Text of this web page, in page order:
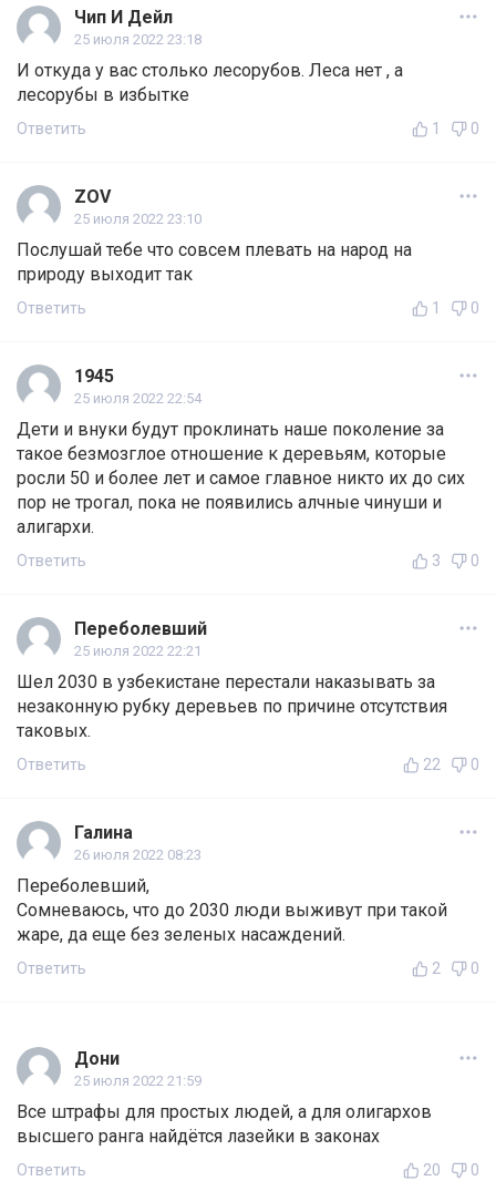
Чип И Дейл
25 июля 2022 23:18
И откуда у вас столько лесорубов. Леса нет , а
лесорубы в избытке
Ответить 1 0
ZOV
25 июля 2022 23:10
Послушай тебе что совсем плевать на народ на
природу выходит так
Ответить 1 0
1945
25 июля 2022 22:54
Дети и внуки будут проклинать наше поколение за
такое безмозглое отношение к деревьям, которые
росли 50 и более лет и самое главное никто их до сих
пор не трогал, пока не появились алчные чинуши и
алигархи.
Ответить 3 0
Переболевший
25 июля 2022 22:21
Шел 2030 в узбекистане перестали наказывать за
незаконную рубку деревьев по причине отсутствия
таковых.
Ответить 22 0
Галина
26 июля 2022 08:23
Переболевший,
Сомневаюсь, что до 2030 люди выживут при такой
жаре, да еще без зеленых насаждений.
Ответить 2 0
Дони
25 июля 2022 21:59
Все штрафы для простых людей, а для олигархов
высшего ранга найдётся лазейки в законах
Ответить 20 0